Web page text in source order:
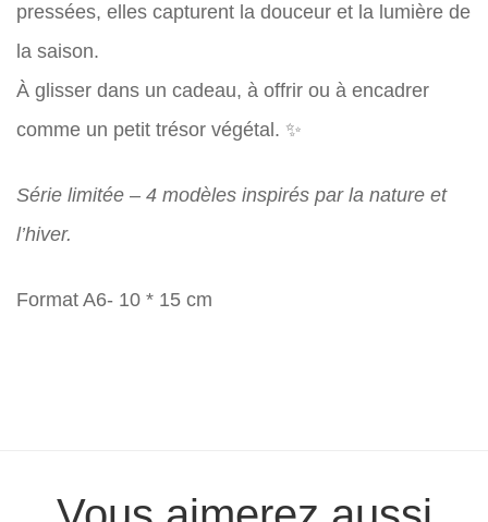
pressées, elles capturent la douceur et la lumière de
la saison.
À glisser dans un cadeau, à offrir ou à encadrer
comme un petit trésor végétal. ✨
Série limitée – 4 modèles inspirés par la nature et
l’hiver.
Format A6- 10 * 15 cm